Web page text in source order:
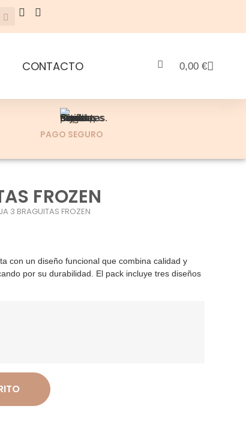
CONTACTO 0,00 €
PAGO SEGURO
FROZEN
3 BRAGUITAS FROZEN
con un diseño funcional que combina calidad y
por su durabilidad. El pack incluye tres diseños